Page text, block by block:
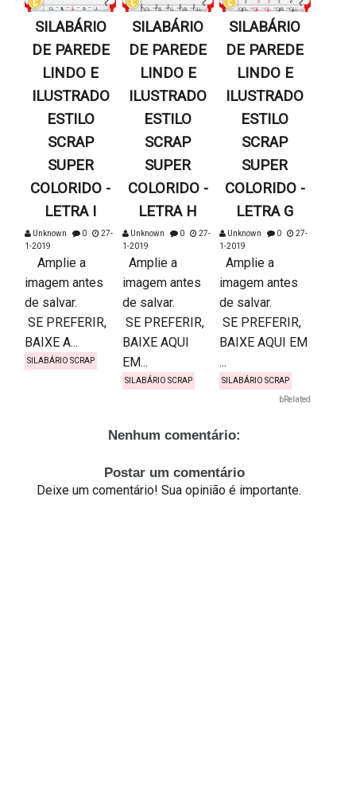
SILABÁRIO
DE PAREDE
LINDO E
ILUSTRADO
ESTILO
SCRAP
SUPER
COLORIDO -
LETRA I
Unknown 0
27-
1-2019
Amplie a
imagem antes
de salvar.
SE PREFERIR,
BAIXE A...
SILABÁRIO SCRAP
SILABÁRIO
DE PAREDE
LINDO E
ILUSTRADO
ESTILO
SCRAP
SUPER
COLORIDO -
LETRA H
Unknown 0
27-
1-2019
Amplie a
imagem antes
de salvar.
SE PREFERIR,
BAIXE AQUI
EM...
SILABÁRIO SCRAP
SILABÁRIO
DE PAREDE
LINDO E
ILUSTRADO
ESTILO
SCRAP
SUPER
COLORIDO -
LETRA G
Unknown 0
27-
1-2019
Amplie a
imagem antes
de salvar.
SE PREFERIR,
BAIXE AQUI EM
...
SILABÁRIO SCRAP
bRelated
Nenhum comentário:
Postar um comentário
Deixe um comentário! Sua opinião é importante.